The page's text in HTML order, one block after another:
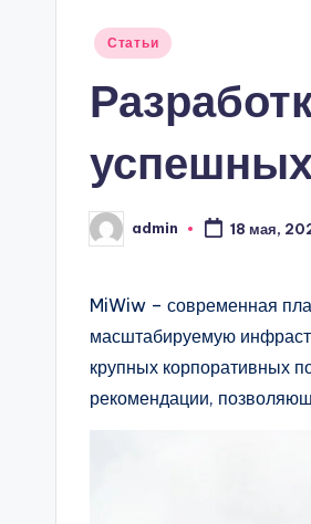
Опубликовано
Статьи
Запись
от
admin 18 мая,
MiWiw – современная
масштабируемую
крупных корпоративных
рекомендации,